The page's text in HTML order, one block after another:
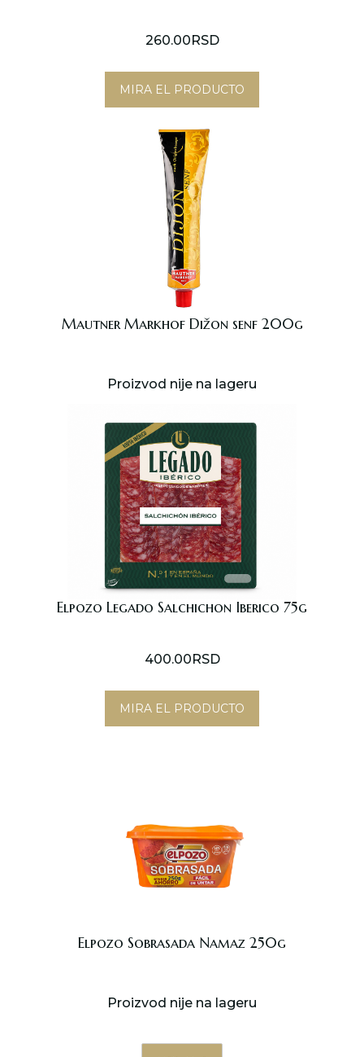
Novi Sad
Tienda online
Eventos
Tienda de
regalos
Acerca de
nosotros
Mercado de
delicatessen
Bar Salón
260.00RSD
MIRA EL PRODUCTO
Mautner Markhof Dižon senf 200g
Proizvod nije na lageru
Elpozo Legado Salchichon Iberico 75g
400.00RSD
MIRA EL PRODUCTO
Elpozo Sobrasada Namaz 250g
Proizvod nije na lageru